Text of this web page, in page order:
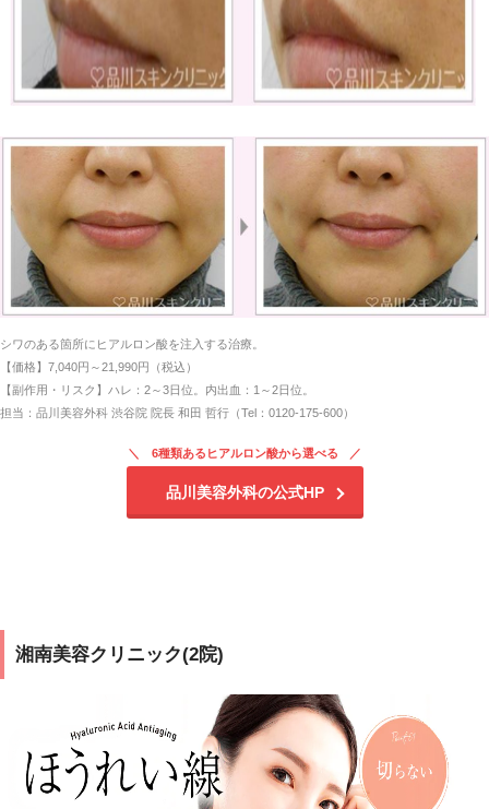
シワのある箇所にヒアルロン酸を注入する治療。
【価格】7,040円～21,990円（税込）
【副作用・リスク】ハレ：2～3日位。内出血：1～2日位。
担当：品川美容外科 渋谷院 院長 和田 哲行（Tel：0120-175-600）
6種類あるヒアルロン酸から選べる
品川美容外科の公式HP
湘南美容クリニック(2院)